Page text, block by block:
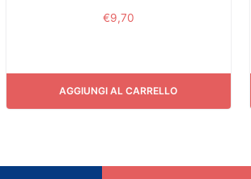
€9,70
AGGIUNGI AL CARRELLO